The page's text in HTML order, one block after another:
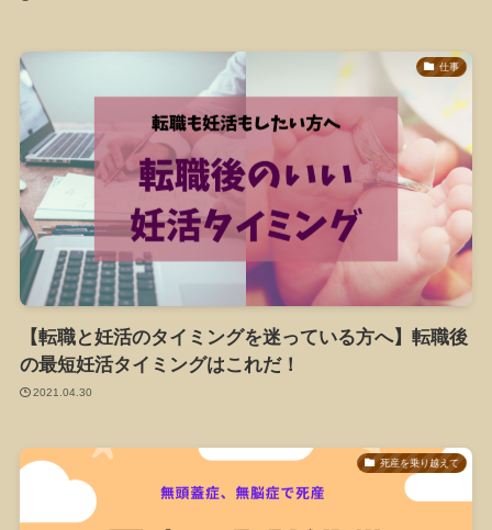
仕事
【転職と妊活のタイミングを迷っている方へ】転職後
の最短妊活タイミングはこれだ！
2021.04.30
死産を乗り越えて